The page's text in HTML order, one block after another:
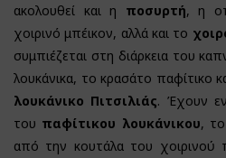
ακολουθεί και η ποσυρτή, η
χοιρινό μπέικον, αλλά και το
συμπιέζεται στη διάρκεια του
λουκάνικα, το κρασάτο παφίτικο
λουκάνικο Πιτσιλιάς. Έχουν
του παφίτικου λουκάνικου,
από την κουτάλα του χοιρινού